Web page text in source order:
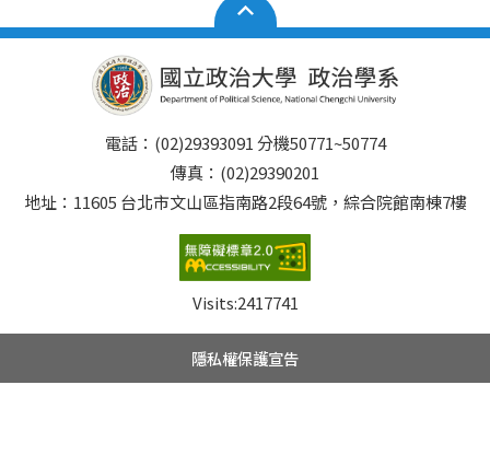
電話：(02)29393091 分機50771~50774
傳真：(02)29390201
地址：11605 台北市文山區指南路2段64號，綜合院館南棟7樓
Visits:2417741
隱私權保護宣告